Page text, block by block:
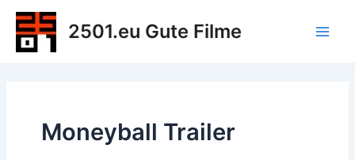
Zum
Inhalt
springen
2501.eu Gute Filme
Moneyball Trailer